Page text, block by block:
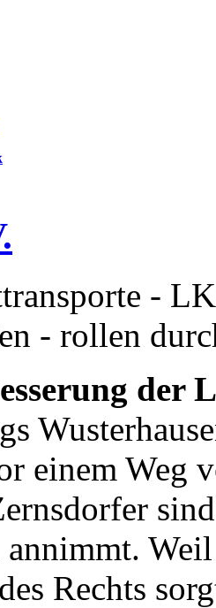
-
- rollen
der
einem Weg
annimmt.
Rechts